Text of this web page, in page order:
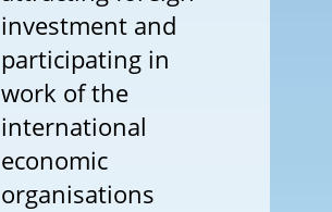
investment and
participating in
work of the
international
economic
organisations